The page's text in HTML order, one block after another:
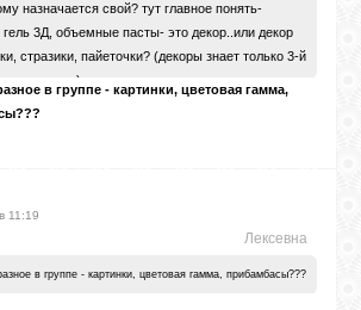
назначается свой? тут главное понять-
гель 3Д, объемные пасты- это декор..или декор
стразики, пайеточки? (декоры знает только 3-й
и модератор)
в группе - картинки, цветовая гамма,
11:19
Лексевна
в группе - картинки, цветовая гамма, прибамбасы???